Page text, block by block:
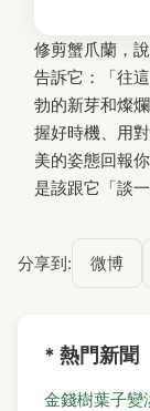
修剪蟹爪蘭，
告訴它：「往
勃的新芽和燦
握好時機、用
美的姿態回報
是該跟它「談
分享到: 微博
* 熱門新聞
金錢樹葉子變